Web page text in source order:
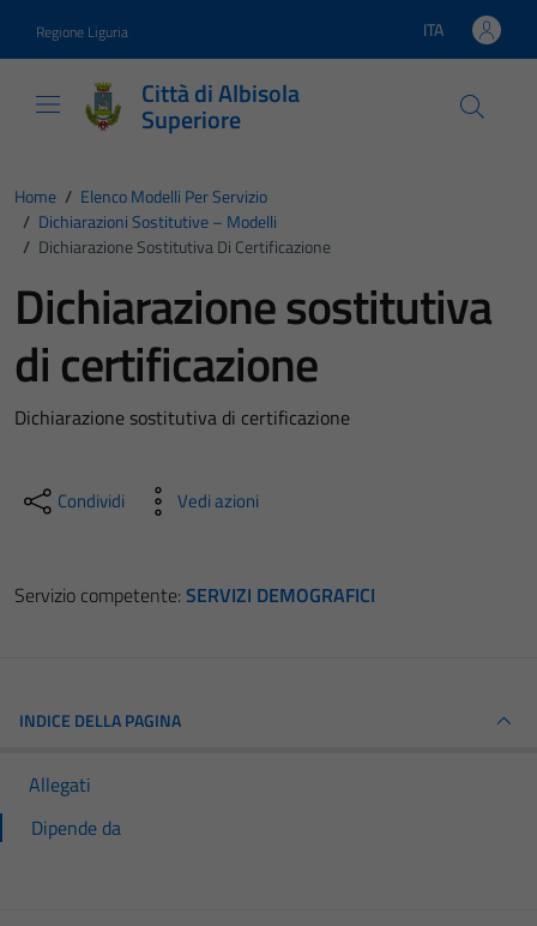
Regione Liguria Lingua attiva:
ITA
Città di Albisola
Superiore
Home / Elenco Modelli Per Servizio
/ Dichiarazioni Sostitutive – Modelli
/ Dichiarazione Sostitutiva Di Certificazione
Dichiarazione sostitutiva
di certificazione
Dichiarazione sostitutiva di certificazione
Condividi Vedi azioni
Servizio competente: SERVIZI DEMOGRAFICI
INDICE DELLA PAGINA
Allegati
Dipende da